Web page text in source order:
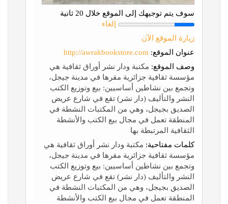
سوف يتم توجيهك إلى الموقع خلال 20 ثانية
إلغاء
زيارة الموقع الآن
عنوان الموقع: http://awrakbookstore.com
وصف الموقع: مكتبة ودار نشر أوراق ثقافية هي
مؤسسة ثقافية جزائرية مقرها في مدينة جيجل،
وتجمع بين نشاطين أساسيين: بيع وتوزيع الكتب
النشر والتأليف (دار نشر) تقع في شارع عريض
الصديق بجيجل، وهي من المكتبات النشطة في
المنطقة تعمل في مجال بيع الكتب والأنشطة
الثقافية المرتبطة بها
كلمات مفتاحية: مكتبة ودار نشر أوراق ثقافية هي
مؤسسة ثقافية جزائرية مقرها في مدينة جيجل،
وتجمع بين نشاطين أساسيين: بيع وتوزيع الكتب
النشر والتأليف (دار نشر) تقع في شارع عريض
الصديق بجيجل، وهي من المكتبات النشطة في
المنطقة تعمل في مجال بيع الكتب والأنشطة